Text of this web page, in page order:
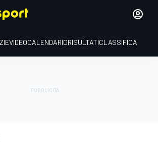
VIDEOCALENDARIORISULTATICLASSIFICA